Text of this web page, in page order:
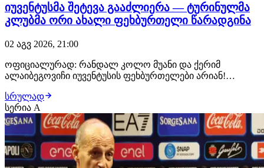
იუვენტუსმა შეტევა გააძლიერა — ტურინულმა
კლუბმა ორი ახალი ფეხბურთელი წარადგინა
02 აგვ 2026, 21:00
ოფიციალურად: რანდალ კოლო მუანი და ქერიმ
ალაიბეგოვიჩი იუვენტუსის ფეხბურთელები არიან!
წუთის წინ წარადგინა. "ბიანკონერიმ" კოლო მუანის
სანაცვლოდ დაახლოებით €50 მილიონი გადაიხადა,
ხოლო რაც შეეხება ალაიბეგოვიჩს, ბოსნიელის
ტრანსფერი €35 მილი…
სრულად
სერია A